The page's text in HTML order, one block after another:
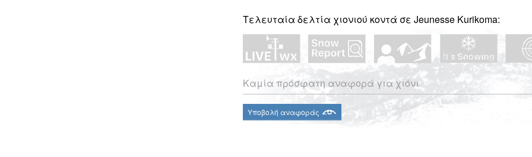
Τελευταία δελτία χιονιού κοντά σε Jeunesse Kurikoma:
Καμία πρόσφατη αναφορά για χιόνι
Υποβολή αναφοράς